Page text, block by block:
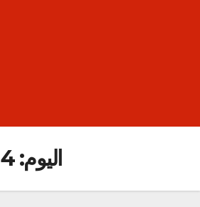
اليوم:4 أكتوبر، 2025